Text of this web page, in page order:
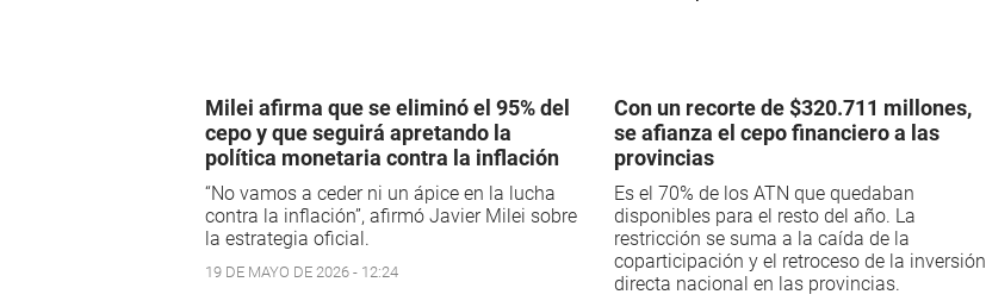
Milei afirma que se eliminó el 95% del
cepo y que seguirá apretando la
política monetaria contra la inflación
“No vamos a ceder ni un ápice en la lucha
contra la inflación”, afirmó Javier Milei sobre
la estrategia oficial.
19 DE MAYO DE 2026 - 12:24
Con un recorte de $320.711 millones,
se afianza el cepo financiero a las
provincias
Es el 70% de los ATN que quedaban
disponibles para el resto del año. La
restricción se suma a la caída de la
coparticipación y el retroceso de la inversión
directa nacional en las provincias.